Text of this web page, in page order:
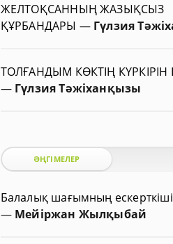
ЖЕЛТОҚСАННЫҢ ЖАЗЫҚСЫЗ
ҚҰРБАНДАРЫ — Гүлзия
ТОЛҒАНДЫМ КӨКТІҢ КҮРКІРІН
— Гүлзия Тәжіханқызы
ӘҢГІМЕЛЕР
Балалық шағымның ескерткіші
— Мейіржан Жылқыбай